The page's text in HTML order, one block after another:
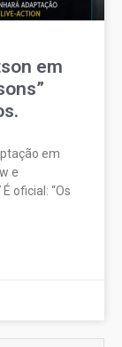
em
em
e
oficial: “Os